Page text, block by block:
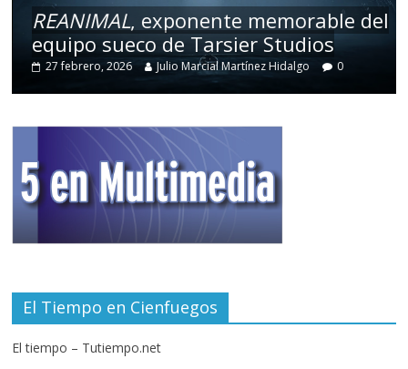
REANIMAL, exponente memorable del
equipo sueco de Tarsier Studios
27 febrero, 2026 Julio Marcial Martínez Hidalgo 0
El Tiempo en Cienfuegos
El tiempo – Tutiempo.net